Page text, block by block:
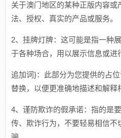
关于澳门地区的某种正版内容或
法、授权、真实的产品或服务。
2、挂牌灯牌：这可能是指一种
于各种场合，用以展示信息或进
追加词}：此部分为您提供的占
替换，以便更准确地描述和解释
4、谨防欺诈的假承诺：指的是
传、欺诈行为，不要轻易相信不